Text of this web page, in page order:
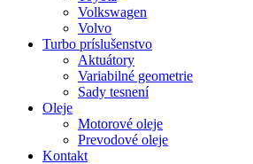
Volkswagen
Volvo
Turbo príslušenstvo
Aktuátory
Variabilné geometrie
Sady tesnení
Oleje
Motorové oleje
Prevodové oleje
Kontakt